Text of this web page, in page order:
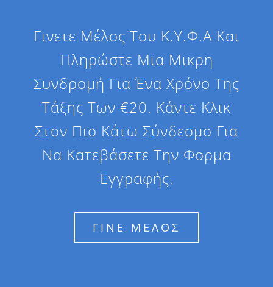
Γινετε Μέλος Του Κ.Υ.Φ.Α Και
Πληρώστε Μια Μικρη
Συνδρομή Για Ένα Χρόνο Της
Τάξης Των €20. Κάντε Κλικ
Στον Πιο Κάτω Σύνδεσμο Για
Να Κατεβάσετε Την Φορμα
Εγγραφής.
ΓΙΝΕ ΜΕΛΟΣ